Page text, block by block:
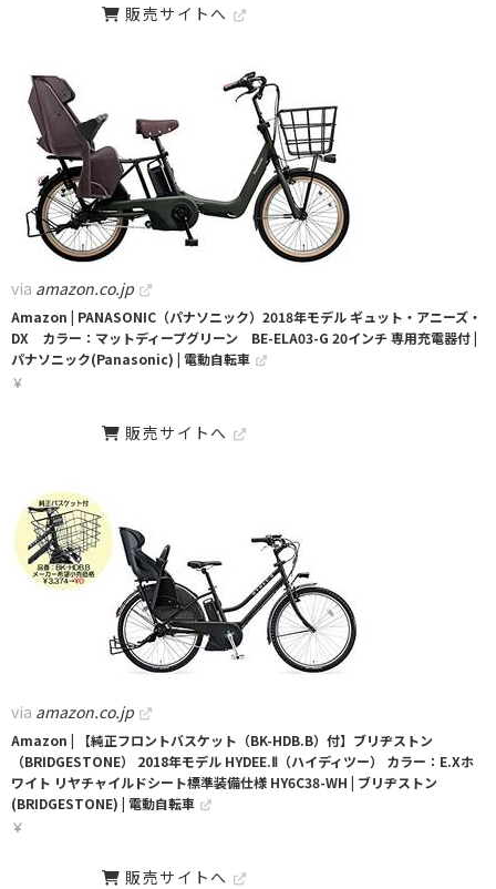
販売サイトへ
via amazon.co.jp
Amazon | PANASONIC（パナソニック）2018年モデル ギュット・アニーズ・
DX カラー：マットディープグリーン BE-ELA03-G 20インチ 専用充電器付 |
パナソニック(Panasonic) | 電動自転車
￥
販売サイトへ
via amazon.co.jp
Amazon | 【純正フロントバスケット（BK-HDB.B）付】ブリヂストン
（BRIDGESTONE） 2018年モデル HYDEE.Ⅱ（ハイディツー） カラー：E.Xホ
ワイト リヤチャイルドシート標準装備仕様 HY6C38-WH | ブリヂストン
(BRIDGESTONE) | 電動自転車
￥
販売サイトへ